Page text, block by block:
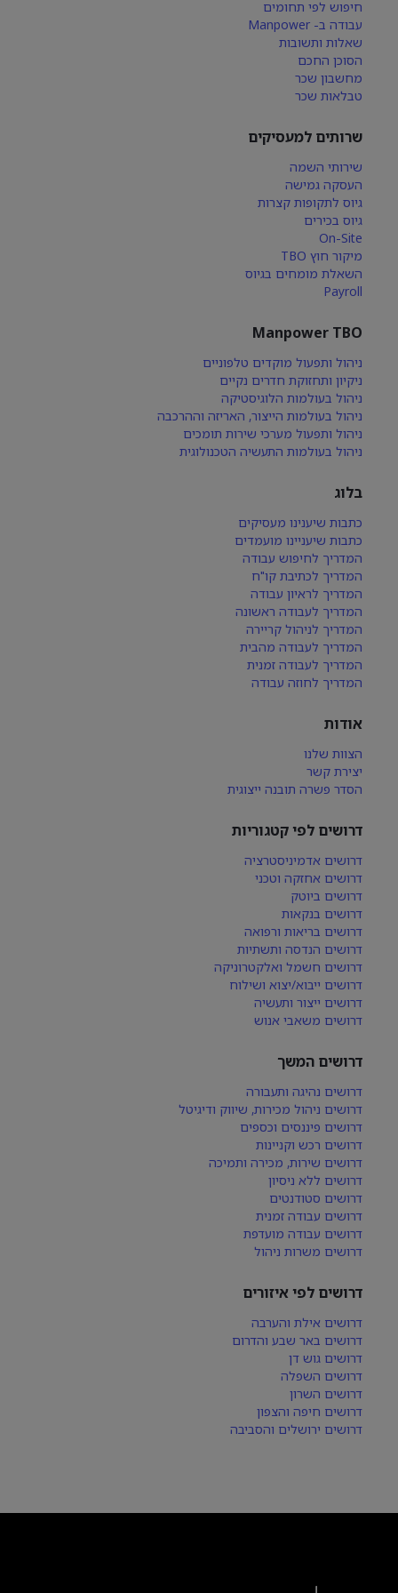
חיפוש לפי תחומים
עבודה ב- Manpower
שאלות ותשובות
הסוכן החכם
מחשבון שכר
טבלאות שכר
שרותים למעסיקים
שירותי השמה
העסקה גמישה
גיוס לתקופות קצרות
גיוס בכירים
On-Site
מיקור חוץ TBO
השאלת מומחים בגיוס
Payroll
Manpower TBO
ניהול ותפעול מוקדים טלפוניים
ניקיון ותחזוקת חדרים נקיים
ניהול בעולמות הלוגיסטיקה
ניהול בעולמות הייצור, האריזה וההרכבה
ניהול ותפעול מערכי שירות תומכים
ניהול בעולמות התעשיה הטכנולוגית
בלוג
כתבות שיענינו מעסיקים
כתבות שיעניינו מועמדים
המדריך לחיפוש עבודה
המדריך לכתיבת קו"ח
המדריך לראיון עבודה
המדריך לעבודה ראשונה
המדריך לניהול קריירה
המדריך לעבודה מהבית
המדריך לעבודה זמנית
המדריך לחוזה עבודה
אודות
הצוות שלנו
יצירת קשר
הסדר פשרה תובנה ייצוגית
דרושים לפי קטגוריות
דרושים אדמיניסטרציה
דרושים אחזקה וטכני
דרושים ביוטק
דרושים בנקאות
דרושים בריאות ורפואה
דרושים הנדסה ותשתיות
דרושים חשמל ואלקטרוניקה
דרושים ייבוא/יצוא ושילוח
דרושים ייצור ותעשיה
דרושים משאבי אנוש
דרושים המשך
דרושים נהיגה ותעבורה
דרושים ניהול מכירות, שיווק ודיגיטל
דרושים פיננסים וכספים
דרושים רכש וקניינות
דרושים שירות, מכירה ותמיכה
דרושים ללא ניסיון
דרושים סטודנטים
דרושים עבודה זמנית
דרושים עבודה מועדפת
דרושים משרות ניהול
דרושים לפי איזורים
דרושים אילת והערבה
דרושים באר שבע והדרום
דרושים גוש דן
דרושים השפלה
דרושים השרון
דרושים חיפה והצפון
דרושים ירושלים והסביבה